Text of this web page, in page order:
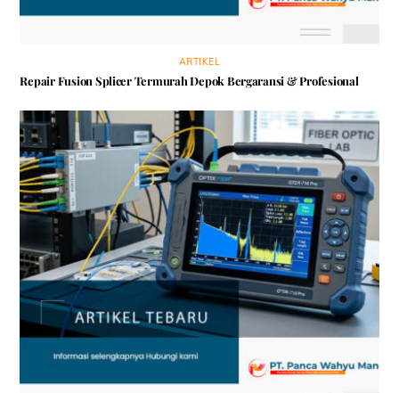
ARTIKEL
Repair Fusion Splicer Termurah Depok Bergaransi & Profesional